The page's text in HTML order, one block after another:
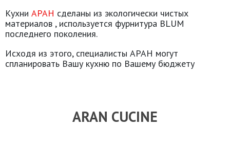
Кухни АРАН сделаны из экологически чистых
материалов , используется фурнитура BLUM
последнего поколения.
Исходя из этого, специалисты АРАН могут
спланировать Вашу кухню по Вашему бюджету
ARAN CUCINE